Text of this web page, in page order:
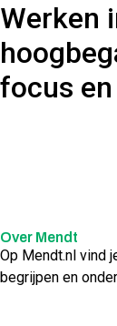
Werken
focus
Over Mendt
Op Mendt.nl vind
begrijpen en